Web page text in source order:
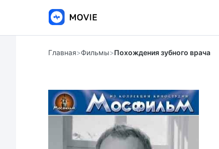
Главная>Фильмы>Похождения зубного врача